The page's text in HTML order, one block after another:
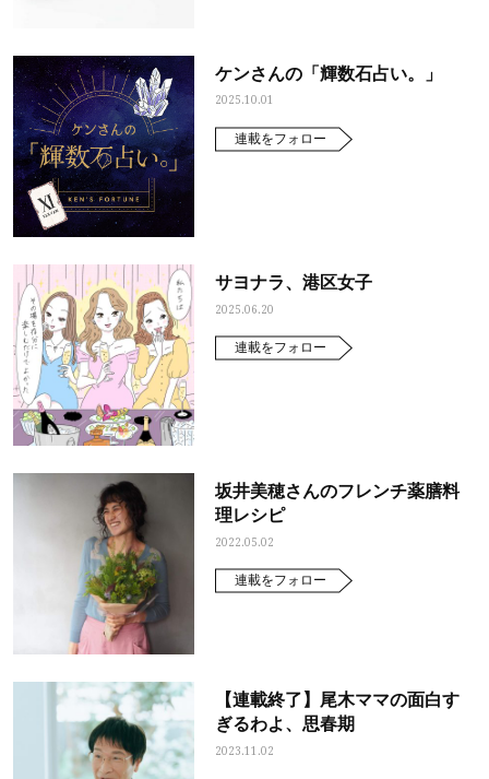
ケンさんの「輝数石占い。」
2025.10.01
連載をフォロー
サヨナラ、港区女子
2025.06.20
連載をフォロー
坂井美穂さんのフレンチ薬膳料
理レシピ
2022.05.02
連載をフォロー
【連載終了】尾木ママの面白す
ぎるわよ、思春期
2023.11.02